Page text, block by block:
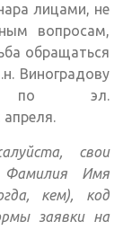
лицами, не
вопросам,
обращаться
Виноградову
по эл.
апреля.
свои
Фамилия Имя
кем), код
заявки на